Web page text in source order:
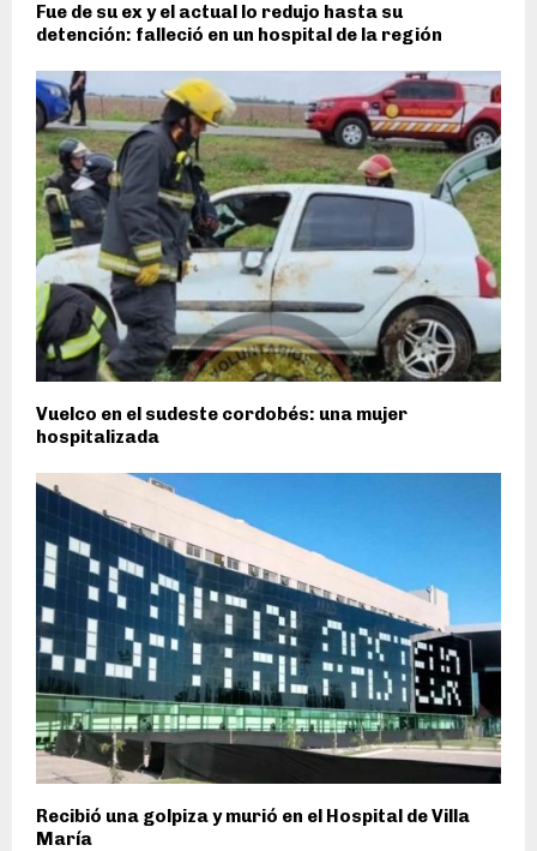
Fue de su ex y el actual lo redujo hasta su
detención: falleció en un hospital de la región
Vuelco en el sudeste cordobés: una mujer
hospitalizada
Recibió una golpiza y murió en el Hospital de Villa
María